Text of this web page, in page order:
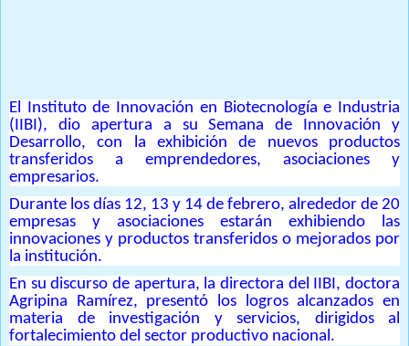
El Instituto de Innovación en Biotecnología e Industria
(IIBI), dio apertura a su Semana de Innovación y
Desarrollo, con la exhibición de nuevos productos
transferidos a emprendedores, asociaciones y
empresarios.
Durante los días 12, 13 y 14 de febrero, alrededor de 20
empresas y asociaciones estarán exhibiendo las
innovaciones y productos transferidos o mejorados por
la institución.
En su discurso de apertura, la directora del IIBI, doctora
Agripina Ramírez, presentó los logros alcanzados en
materia de investigación y servicios, dirigidos al
fortalecimiento del sector productivo nacional.